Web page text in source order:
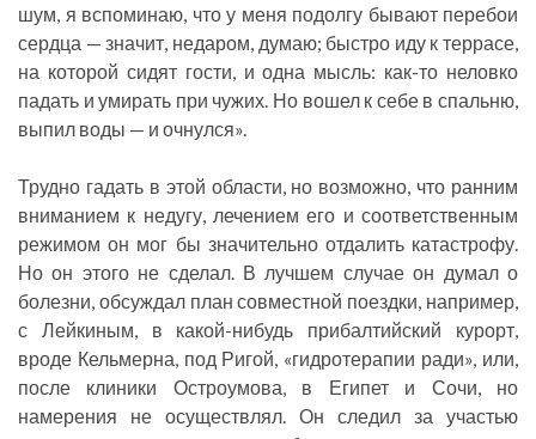
шум, я вспоминаю, что у меня подолгу бывают перебои
сердца — значит, недаром, думаю; быстро иду к террасе,
на которой сидят гости, и одна мысль: как-то неловко
падать и умирать при чужих. Но вошел к себе в спальню,
выпил воды — и очнулся».
Трудно гадать в этой области, но возможно, что ранним
вниманием к недугу, лечением его и соответственным
режимом он мог бы значительно отдалить катастрофу.
Но он этого не сделал. В лучшем случае он думал о
болезни, обсуждал план совместной поездки, например,
с Лейкиным, в какой-нибудь прибалтийский курорт,
вроде Кельмерна, под Ригой, «гидротерапии ради», или,
после клиники Остроумова, в Египет и Сочи, но
намерения не осуществлял. Он следил за участью